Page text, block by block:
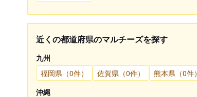
近くの都道府県のマルチーズを探す
九州
福岡県（0件）
佐賀県（0件） 熊本県（0件）
沖縄